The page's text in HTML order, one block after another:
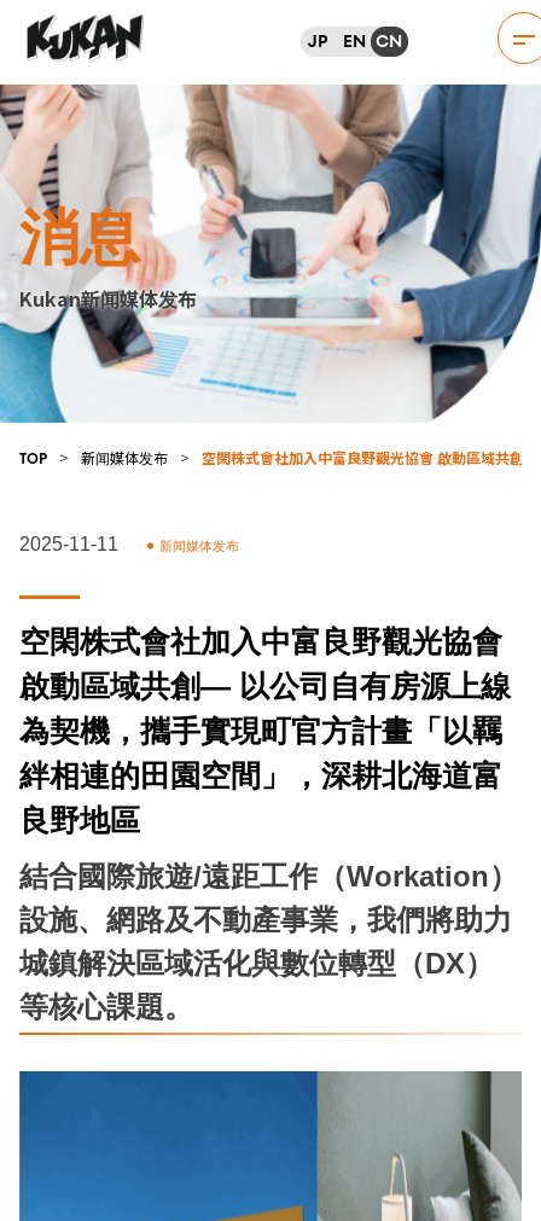
JP EN CN
消息
Kukan新闻媒体发布
TOP > 新闻媒体发布 > 空閑株式會社加入中富良野觀光協會 啟動區域共創
2025-11-11 新闻媒体发布
空閑株式會社加入中富良野觀光協會
啟動區域共創— 以公司自有房源上線
為契機，攜手實現町官方計畫「以羈
絆相連的田園空間」，深耕北海道富
良野地區
結合國際旅遊/遠距工作（Workation）
設施、網路及不動產事業，我們將助力
城鎮解決區域活化與數位轉型（DX）
等核心課題。